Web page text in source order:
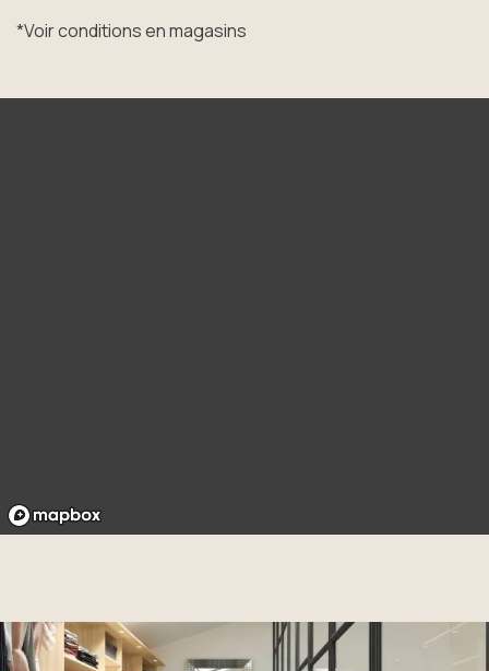
*Voir conditions en magasins